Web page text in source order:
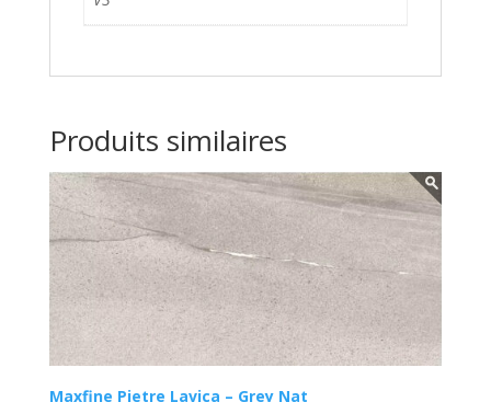
Produits similaires
Maxfine Pietre Lavica – Grey Nat